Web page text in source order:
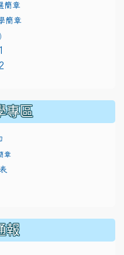
簡章
簡章
presentation/d/
presentation/d/
專區
章
報